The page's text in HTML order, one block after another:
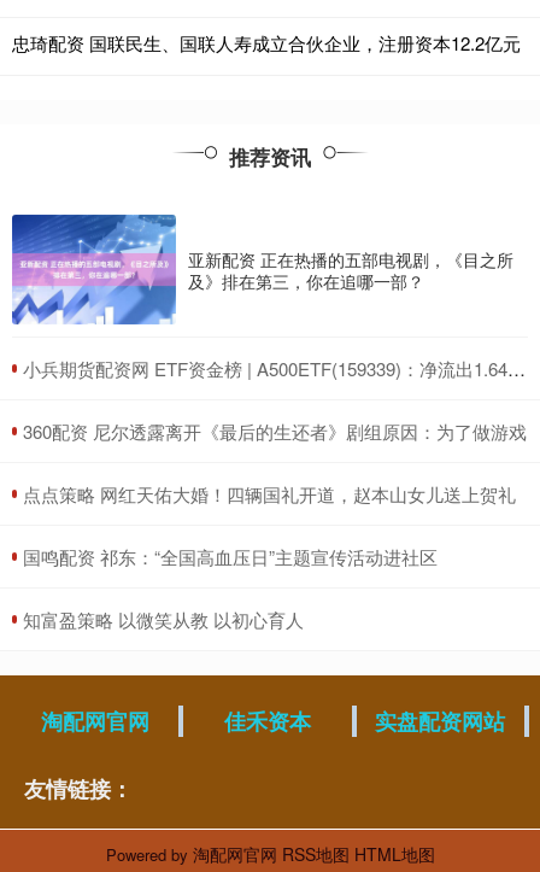
忠琦配资 国联民生、国联人寿成立合伙企业，注册资本12.2亿元
推荐资讯
亚新配资 正在热播的五部电视剧，《目之所
及》排在第三，你在追哪一部？
​小兵期货配资网 ETF资金榜 | A500ETF(159339)：净流出1.64亿元，居可比基金前三-20250711
​360配资 尼尔透露离开《最后的生还者》剧组原因：为了做游戏
​点点策略 网红天佑大婚！四辆国礼开道，赵本山女儿送上贺礼
​国鸣配资 祁东：“全国高血压日”主题宣传活动进社区
​知富盈策略 以微笑从教 以初心育人
淘配网官网 佳禾资本 实盘配资网站
友情链接：
Powered by 淘配网官网 RSS地图 HTML地图